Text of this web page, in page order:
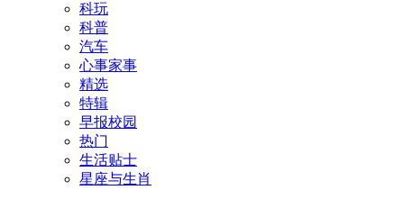
科玩
科普
汽车
心事家事
精选
特辑
早报校园
热门
生活贴士
星座与生肖